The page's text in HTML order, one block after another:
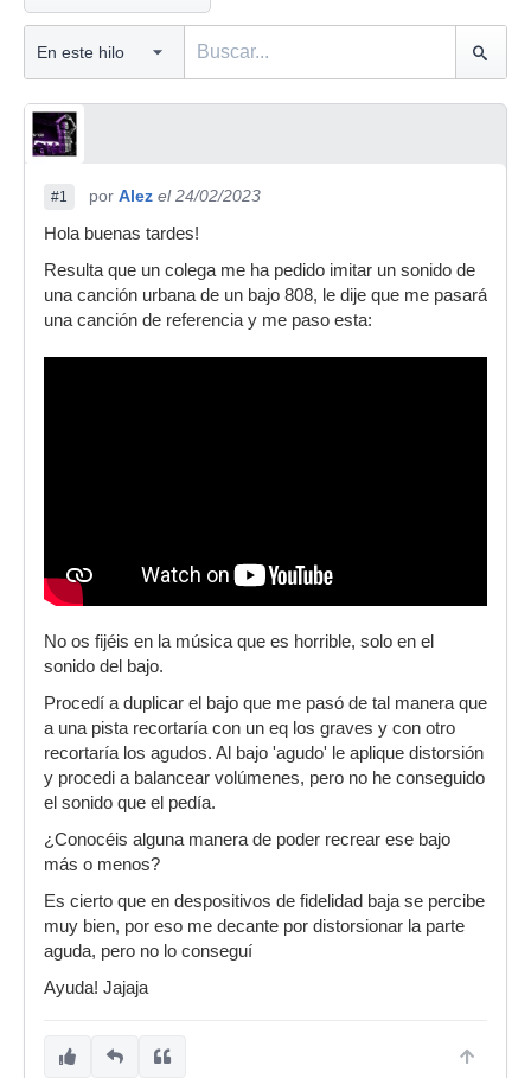
#1 por Alez el 24/02/2023
Hola buenas tardes!
Resulta que un colega me ha pedido imitar un sonido de
una canción urbana de un bajo 808, le dije que me pasará
una canción de referencia y me paso esta:
No os fijéis en la música que es horrible, solo en el
sonido del bajo.
Procedí a duplicar el bajo que me pasó de tal manera que
a una pista recortaría con un eq los graves y con otro
recortaría los agudos. Al bajo 'agudo' le aplique distorsión
y procedi a balancear volúmenes, pero no he conseguido
el sonido que el pedía.
¿Conocéis alguna manera de poder recrear ese bajo
más o menos?
Es cierto que en despositivos de fidelidad baja se percibe
muy bien, por eso me decante por distorsionar la parte
aguda, pero no lo conseguí
Ayuda! Jajaja